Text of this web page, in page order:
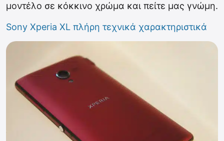
μοντέλο σε κόκκινο χρώμα και πείτε μας γνώμη.
Sony Xperia XL πλήρη τεχνικά χαρακτηριστικά